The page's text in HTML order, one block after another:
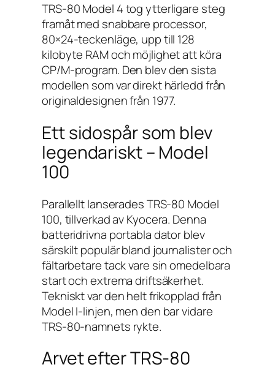
TRS-80 Model 4 tog ytterligare steg
framåt med snabbare processor,
80×24-teckenläge, upp till 128
kilobyte RAM och möjlighet att köra
CP/M-program. Den blev den sista
modellen som var direkt härledd från
originaldesignen från 1977.
Ett sidospår som blev
legendariskt – Model
100
Parallellt lanserades TRS-80 Model
100, tillverkad av Kyocera. Denna
batteridrivna portabla dator blev
särskilt populär bland journalister och
fältarbetare tack vare sin omedelbara
start och extrema driftsäkerhet.
Tekniskt var den helt frikopplad från
Model I-linjen, men den bar vidare
TRS-80-namnets rykte.
Arvet efter TRS-80